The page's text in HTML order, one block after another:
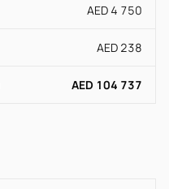
AED 4 750
AED 238
AED 104 737